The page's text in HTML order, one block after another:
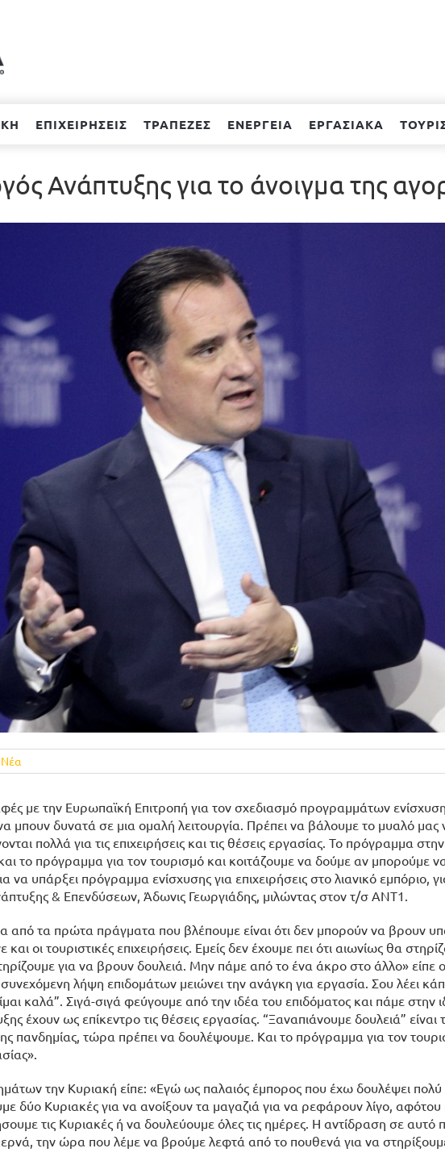
ΕΠΙΧΕΙΡΗΣΕΙΣ ΤΡΑΠΕΖΕΣ ΕΝΕΡΓΕΙΑ ΕΡΓΑΣΙΑΚΑ
Ανάπτυξης για το άνοιγμα της
Νέα
με την Ευρωπαϊκή Επιτροπή για τον σχεδιασμό προγραμμάτων
μπουν δυνατά σε μια ομαλή λειτουργία. Πρέπει να βάλουμε το μυαλό μας
πολλά για τις επιχειρήσεις και τις θέσεις εργασίας. Το πρόγραμμα
το πρόγραμμα για τον τουρισμό και κοιτάζουμε να δούμε αν μπορούμε
να υπάρξει πρόγραμμα ενίσχυσης για επιχειρήσεις στο λιανικό εμπόριο,
& Επενδύσεων, Άδωνις Γεωργιάδης, μιλώντας στον τ/σ ΑΝΤ1.
από τα πρώτα πράγματα που βλέπουμε είναι ότι δεν μπορούν να βρουν
οι τουριστικές επιχειρήσεις. Εμείς δεν έχουμε πει ότι αιωνίως θα
για να βρουν δουλειά. Μην πάμε από το ένα άκρο στο άλλο» είπε
λήψη επιδομάτων μειώνει την ανάγκη για εργασία. Σου λέει
καλά”. Σιγά-σιγά φεύγουμε από την ιδέα του επιδόματος και πάμε στην
έχουν ως επίκεντρο τις θέσεις εργασίας. “Ξαναπιάνουμε δουλειά”
πανδημίας, τώρα πρέπει να δουλέψουμε. Και το πρόγραμμα για τον
την Κυριακή είπε: «Εγώ ως παλαιός έμπορος που έχω δουλέψει
δύο Κυριακές για να ανοίξουν τα μαγαζιά για να ρεφάρουν λίγο,
τις Κυριακές ή να δουλεύουμε όλες τις ημέρες. Η αντίδραση σε
την ώρα που λέμε να βρούμε λεφτά από το πουθενά για να στηρίξουμε